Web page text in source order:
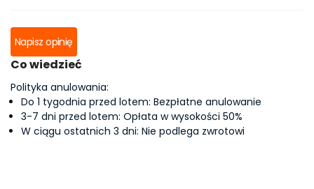
Sara Johnson
Napisz opinię
Co wiedzieć
Polityka anulowania:
Do 1 tygodnia przed lotem: Bezpłatne anulowanie
3-7 dni przed lotem: Opłata w wysokości 50%
W ciągu ostatnich 3 dni: Nie podlega zwrotowi